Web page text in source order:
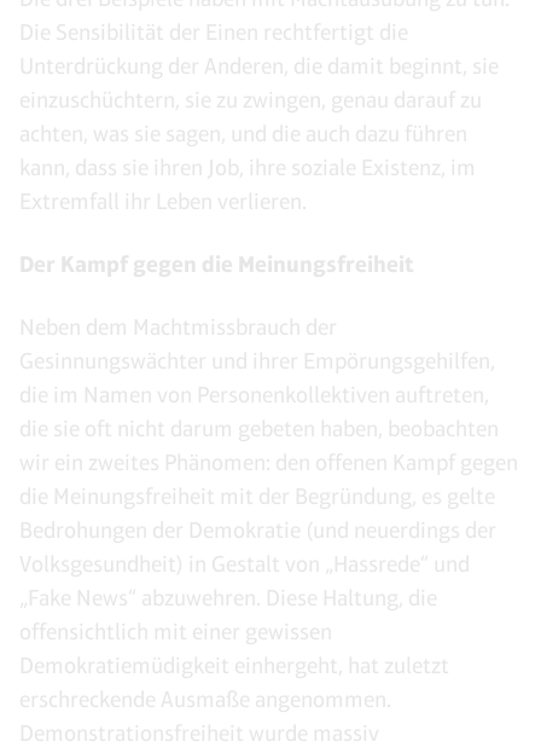
Die Sensibilität der Einen rechtfertigt die
Unterdrückung der Anderen, die damit beginnt, sie
einzuschüchtern, sie zu zwingen, genau darauf zu
achten, was sie sagen, und die auch dazu führen
kann, dass sie ihren Job, ihre soziale Existenz, im
Extremfall ihr Leben verlieren.
Der Kampf gegen die Meinungsfreiheit
Neben dem Machtmissbrauch der
Gesinnungswächter und ihrer Empörungsgehilfen,
die im Namen von Personenkollektiven auftreten,
die sie oft nicht darum gebeten haben, beobachten
wir ein zweites Phänomen: den offenen Kampf gegen
die Meinungsfreiheit mit der Begründung, es gelte
Bedrohungen der Demokratie (und neuerdings der
Volksgesundheit) in Gestalt von „Hassrede“ und
„Fake News“ abzuwehren. Diese Haltung, die
offensichtlich mit einer gewissen
Demokratiemüdigkeit einhergeht, hat zuletzt
erschreckende Ausmaße angenommen.
Demonstrationsfreiheit wurde massiv